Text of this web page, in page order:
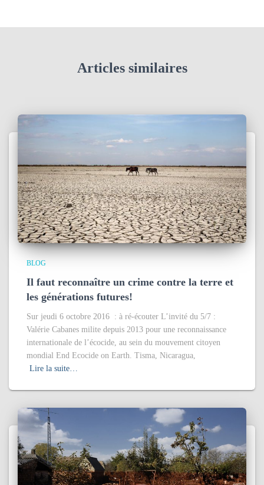
Articles similaires
BLOG
Il faut reconnaître un crime contre la terre et
les générations futures!
Sur jeudi 6 octobre 2016 : à ré-écouter L’invité du 5/7 :
Valérie Cabanes milite depuis 2013 pour une reconnaissance
internationale de l’écocide, au sein du mouvement citoyen
mondial End Ecocide on Earth. Tisma, Nicaragua,
Lire la suite…